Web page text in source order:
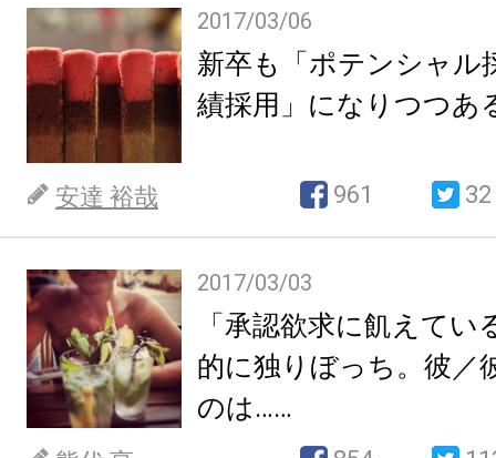
2017/03/06
新卒も「ポテンシャル
績採用」になりつつあ
安達 裕哉 961 32
2017/03/03
「承認欲求に飢えてい
的に独りぼっち。彼／
のは……